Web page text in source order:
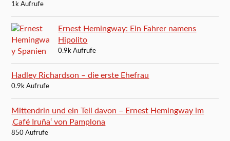
1k Aufrufe
Ernest Hemingway: Ein Fahrer namens
Hipolito
0.9k Aufrufe
Hadley Richardson – die erste Ehefrau
0.9k Aufrufe
Mittendrin und ein Teil davon – Ernest Hemingway im
‚Café Iruña‘ von Pamplona
850 Aufrufe